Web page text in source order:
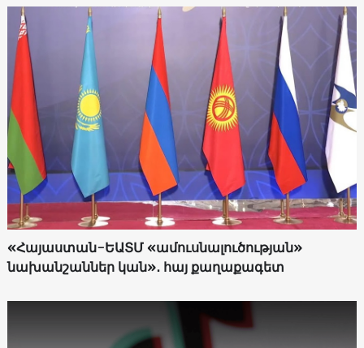
«Հայաստան-ԵԱՏՄ «ամուսնալուծության»
նախանշաններ կան»․ հայ քաղաքագետ